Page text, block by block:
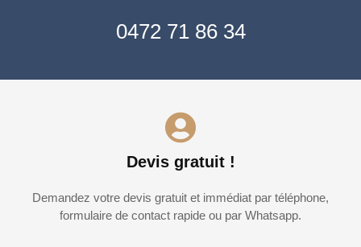
0472 71 86 34
Devis gratuit !
Demandez votre devis gratuit et immédiat par téléphone,
formulaire de contact rapide ou par Whatsapp.